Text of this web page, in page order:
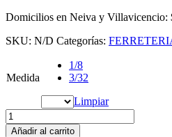
Domicilios en Neiva y Villavicencio:
SKU: N/D Categorías:
Medida
1/8
3/32
Limpiar
Añadir al carrito